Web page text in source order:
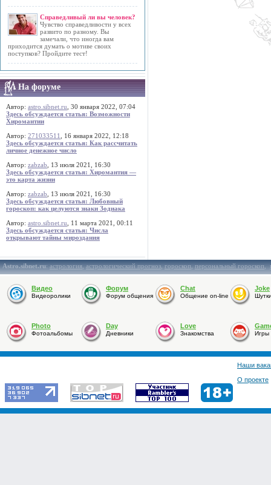
Справедливый ли вы человек?
Чувство справедливости у всех
развито по разному. Вы
замечали, что иногда вам
приходится думать о мотиве своих
поступков? Пройдите тест!
На форуме
Автор: astro.sibnet.ru , 30 января 2022, 07:04
Здесь обсуждается статья: Возможности
Хиромантии
Автор: 271033511
, 16 января 2022, 12:18
Здесь обсуждается статья: Как рассчитать
личное денежное число
Автор: zabzab , 13 июля 2021, 16:30
Здесь обсуждается статья: Хиромантия —
это карта жизни
Автор: zabzab , 13 июля 2021, 16:30
Здесь обсуждается статья: Любовный
гороскоп: как целуются знаки Зодиака
Автор: astro.sibnet.ru , 11 марта 2021, 00:11
Здесь обсуждается статья: Числа
открывают тайны мироздания
Astro.sibnet.ru:астрология,астрологический прогноз,гороскоп,персональный гороскоп,
Видео
Видеоролики
Форум
Форум общения
Chat
Общение on-line
Joke
Photo
Фотоальбомы
Day
Дневники
Love
Знакомства Игры
Наши
О проекте